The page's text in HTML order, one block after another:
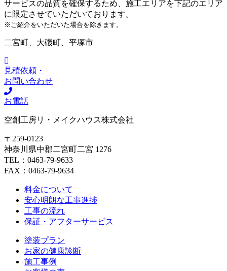
サービスの品質を確保するため、施工エリアを下記のエリア
に限定させていただいております。
※ご紹介をいただいた場合を除きます。
二宮町、大磯町、平塚市
見積依頼・
お問い合わせ
お電話
空創工房リ・メイクハウス株式会社
〒259-0123
神奈川県中郡二宮町二宮 1276
TEL：0463-79-9633
FAX：0463-79-9634
料金について
安心明朗な工事進捗
工事の流れ
保証・アフターサービス
塗装プラン
お家の健康診断
施工事例